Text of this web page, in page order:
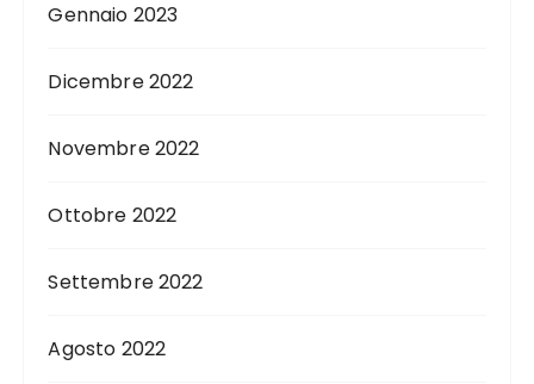
Gennaio 2023
Dicembre 2022
Novembre 2022
Ottobre 2022
Settembre 2022
Agosto 2022